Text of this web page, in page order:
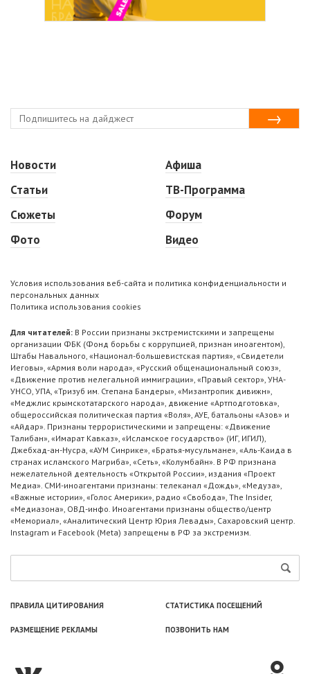
Новости
Статьи
Сюжеты
Фото
Афиша
ТВ-Программа
Форум
Видео
Условия использования веб-сайта и политика конфиденциальности и
персональных данных
Политика использования cookies
Для читателей: В России признаны экстремистскими и запрещены
организации ФБК (Фонд борьбы с коррупцией, признан иноагентом),
Штабы Навального, «Национал-большевистская партия», «Свидетели
Иеговы», «Армия воли народа», «Русский общенациональный союз»,
«Движение против нелегальной иммиграции», «Правый сектор», УНА-
УНСО, УПА, «Тризуб им. Степана Бандеры», «Мизантропик дивижн»,
«Меджлис крымскотатарского народа», движение «Артподготовка»,
общероссийская политическая партия «Воля», АУЕ, батальоны «Азов» и
«Айдар». Признаны террористическими и запрещены: «Движение
Талибан», «Имарат Кавказ», «Исламское государство» (ИГ, ИГИЛ),
Джебхад-ан-Нусра, «АУМ Синрике», «Братья-мусульмане», «Аль-Каида в
странах исламского Магриба», «Сеть», «Колумбайн». В РФ признана
нежелательной деятельность «Открытой России», издания «Проект
Медиа». СМИ-иноагентами признаны: телеканал «Дождь», «Медуза»,
«Важные истории», «Голос Америки», радио «Свобода», The Insider,
«Медиазона», ОВД-инфо. Иноагентами признаны общество/центр
«Мемориал», «Аналитический Центр Юрия Левады», Сахаровский центр.
Instagram и Facebook (Metа) запрещены в РФ за экстремизм.
ПРАВИЛА ЦИТИРОВАНИЯ СТАТИСТИКА ПОСЕЩЕНИЙ
РАЗМЕЩЕНИЕ РЕКЛАМЫ ПОЗВОНИТЬ НАМ